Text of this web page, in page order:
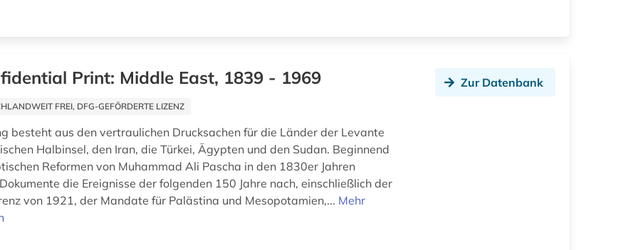
Print: Middle East, 1839 - 1969
FREI, DFG-GEFÖRDERTE LIZENZ
besteht aus den vertraulichen Drucksachen für die Länder der Levante
Halbinsel, den Iran, die Türkei, Ägypten und den Sudan. Beginnend
Reformen von Muhammad Ali Pascha in den 1830er Jahren
die Ereignisse der folgenden 150 Jahre nach, einschließlich der
von 1921, der Mandate für Palästina und Mesopotamien,... Mehr
Zur Datenbank